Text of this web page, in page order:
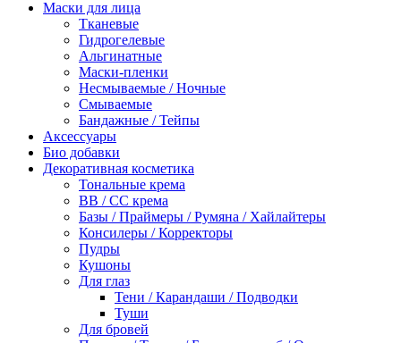
Маски для лица
Тканевые
Гидрогелевые
Альгинатные
Маски-пленки
Несмываемые / Ночные
Смываемые
Бандажные / Тейпы
Аксессуары
Био добавки
Декоративная косметика
Тональные крема
BB / СС крема
Базы / Праймеры / Румяна / Хайлайтеры
Консилеры / Корректоры
Пудры
Кушоны
Для глаз
Тени / Карандаши / Подводки
Туши
Для бровей